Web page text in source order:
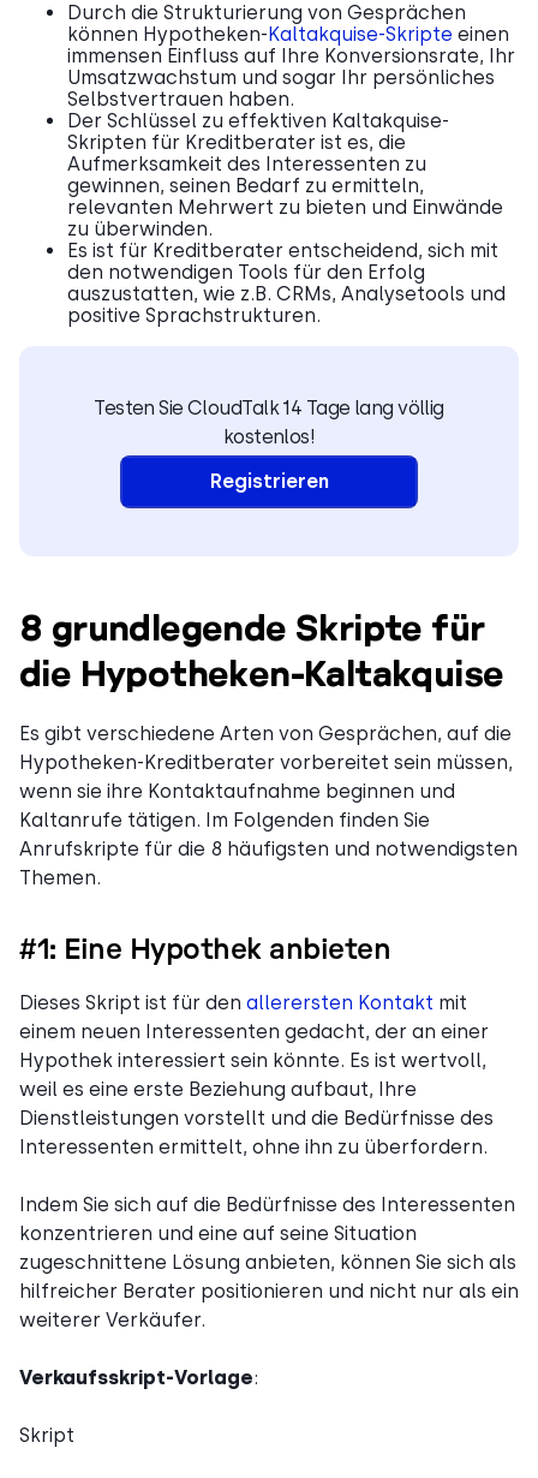
Durch die Strukturierung von Gesprächen
können Hypotheken-Kaltakquise-Skripte einen
immensen Einfluss auf Ihre Konversionsrate, Ihr
Umsatzwachstum und sogar Ihr persönliches
Selbstvertrauen haben.
Der Schlüssel zu effektiven Kaltakquise-
Skripten für Kreditberater ist es, die
Aufmerksamkeit des Interessenten zu
gewinnen, seinen Bedarf zu ermitteln,
relevanten Mehrwert zu bieten und Einwände
zu überwinden.
Es ist für Kreditberater entscheidend, sich mit
den notwendigen Tools für den Erfolg
auszustatten, wie z.B. CRMs, Analysetools und
positive Sprachstrukturen.
Testen Sie CloudTalk 14 Tage lang völlig
kostenlos!
Registrieren
8 grundlegende Skripte für
die Hypotheken-Kaltakquise
Es gibt verschiedene Arten von Gesprächen, auf die
Hypotheken-Kreditberater vorbereitet sein müssen,
wenn sie ihre Kontaktaufnahme beginnen und
Kaltanrufe tätigen. Im Folgenden finden Sie
Anrufskripte für die 8 häufigsten und notwendigsten
Themen.
#1: Eine Hypothek anbieten
Dieses Skript ist für den allerersten Kontakt mit
einem neuen Interessenten gedacht, der an einer
Hypothek interessiert sein könnte. Es ist wertvoll,
weil es eine erste Beziehung aufbaut, Ihre
Dienstleistungen vorstellt und die Bedürfnisse des
Interessenten ermittelt, ohne ihn zu überfordern.
Indem Sie sich auf die Bedürfnisse des Interessenten
konzentrieren und eine auf seine Situation
zugeschnittene Lösung anbieten, können Sie sich als
hilfreicher Berater positionieren und nicht nur als ein
weiterer Verkäufer.
Verkaufsskript-Vorlage:
Skript